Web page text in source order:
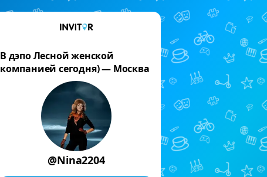
В дэпо Лесной женской
компанией сегодня) — Москва
@Nina2204